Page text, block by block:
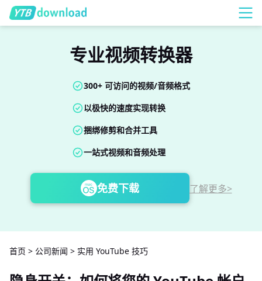
专业视频转换器
300+ 可访问的视频/音频格式
以极快的速度实现转换
捆绑修剪和合并工具
一站式视频和音频处理
免费下载 了解更多>
首页 > 公司新闻 > 实用 YouTube 技巧